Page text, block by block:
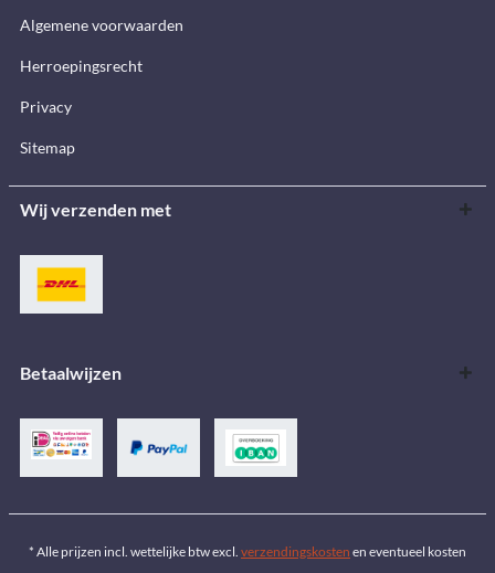
Algemene voorwaarden
Herroepingsrecht
Privacy
Sitemap
Wij verzenden met
Betaalwijzen
* Alle prijzen incl. wettelijke btw excl. verzendingskosten en eventueel kosten